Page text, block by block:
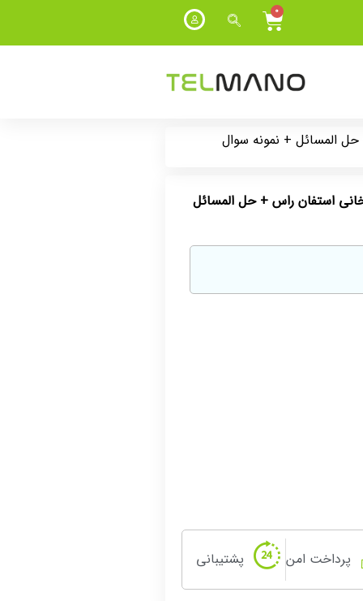
0
مالی نوین جلد 2 دوم جهانخانی استفان راس + حل المسائل
پرداخت امن پشتیبانی